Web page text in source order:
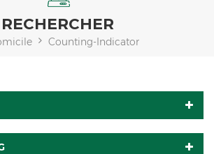
RECHERCHER
Counting-Indicator